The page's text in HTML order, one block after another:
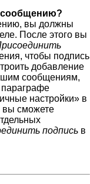
сообщению?
вы должны
После этого вы
чтобы подпись
добавление
сообщениям,
настройки» в
вы сможете
подпись в